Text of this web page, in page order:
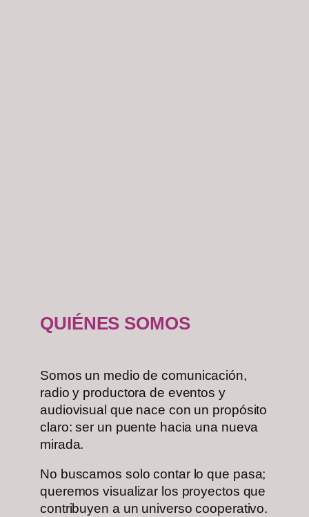
QUIÉNES SOMOS
Somos un medio de comunicación,
radio y productora de eventos y
audiovisual que nace con un propósito
claro: ser un puente hacia una nueva
mirada.
No buscamos solo contar lo que pasa;
queremos visualizar los proyectos que
contribuyen a un universo cooperativo.